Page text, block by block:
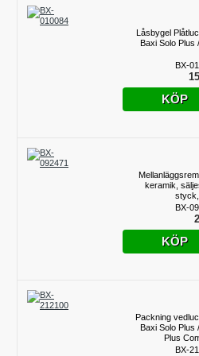
Låsbygel
Baxi Solo Plus
BX-
KÖP
keramik,
BX-
KÖP
Packning
Baxi Solo Plus
Plus
BX-